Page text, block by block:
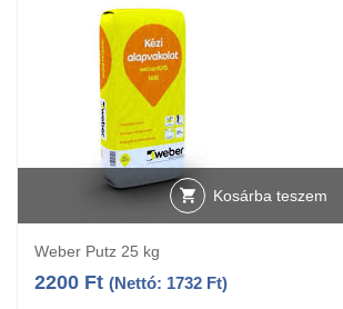
Kosárba teszem
Weber Putz 25 kg
2200 Ft (Nettó: 1732 Ft)